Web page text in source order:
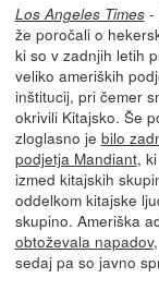
Los Angeles Times-
že poročali o
ki so v zadnjih letih
veliko ameriških
inštitucij, pri čemer
okrivili Kitajsko. Še
zloglasno je bilo
podjetja Mandiant,
izmed kitajskih
oddelkom kitajske
skupino. Ameriška
obtoževala napadov
sedaj pa so javno